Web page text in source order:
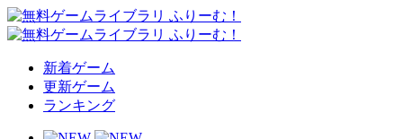
新着ゲーム
更新ゲーム
ランキング